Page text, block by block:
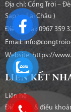
Địa chỉ: Cổng Trời –
Sapa – Lai Châu )
Điện thoại: 0967 359
Email:
Website:https://
LIÊN KẾT
Liên hệ
Điều kiện & điều